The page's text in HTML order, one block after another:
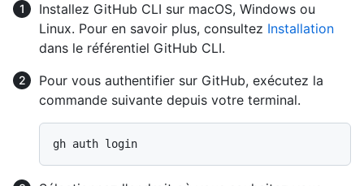
Installez GitHub CLI sur macOS, Windows ou
Linux. Pour en savoir plus, consultez Installation
dans le référentiel GitHub CLI.
Pour vous authentifier sur GitHub, exécutez la
commande suivante depuis votre terminal.